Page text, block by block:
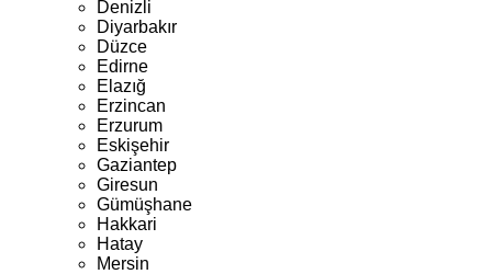
Denizli
Diyarbakır
Düzce
Edirne
Elazığ
Erzincan
Erzurum
Eskişehir
Gaziantep
Giresun
Gümüşhane
Hakkari
Hatay
Mersin